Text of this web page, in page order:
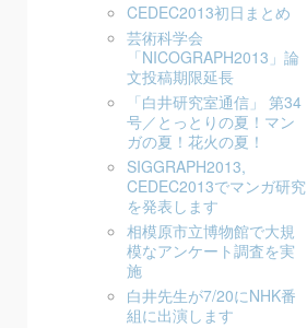
CEDEC2013初日まとめ
芸術科学会
「NICOGRAPH2013」論
文投稿期限延長
「白井研究室通信」 第34
号／とっとりの夏！マン
ガの夏！花火の夏！
SIGGRAPH2013,
CEDEC2013でマンガ研究
を発表します
相模原市立博物館で大規
模なアンケート調査を実
施
白井先生が7/20にNHK番
組に出演します